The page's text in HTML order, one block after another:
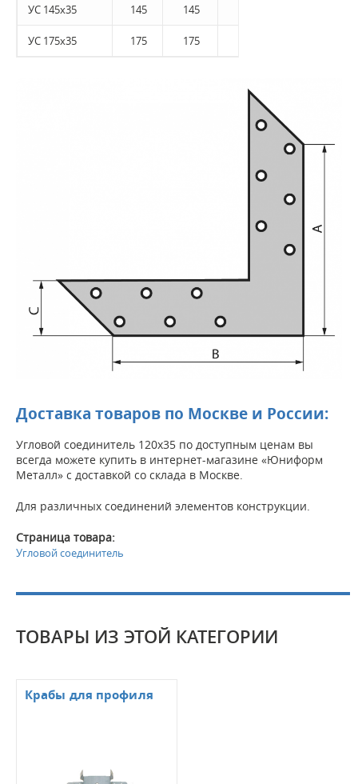
УС 145х35 145 145
УС 175х35 175 175
Доставка товаров по Москве и России:
Угловой соединитель 120х35 по доступным ценам вы
всегда можете купить в интернет-магазине «Юниформ
Металл» с доставкой со склада в Москве.
Для различных соединений элементов конструкции.
Страница товара:
Угловой соединитель
ТОВАРЫ ИЗ ЭТОЙ КАТЕГОРИИ
Крабы для профиля